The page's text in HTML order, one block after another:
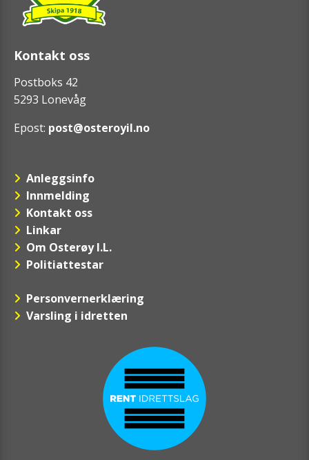
Kontakt oss
Postboks 42
5293 Lonevåg
Epost: post@osteroyil.no
Anleggsinfo
Innmelding
Kontakt oss
Linkar
Om Osterøy I.L.
Politiattestar
Personvernerklæring
Varsling i idretten